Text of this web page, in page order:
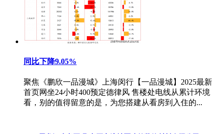
同比下降9.05%
聚焦《鹏欣一品漫城》上海闵行【一品漫城】2025最新
首页网坐24小时400预定德律风 售楼处电线从累计环境
看，别的值得留意的是，为您搭建从看房到入住的...